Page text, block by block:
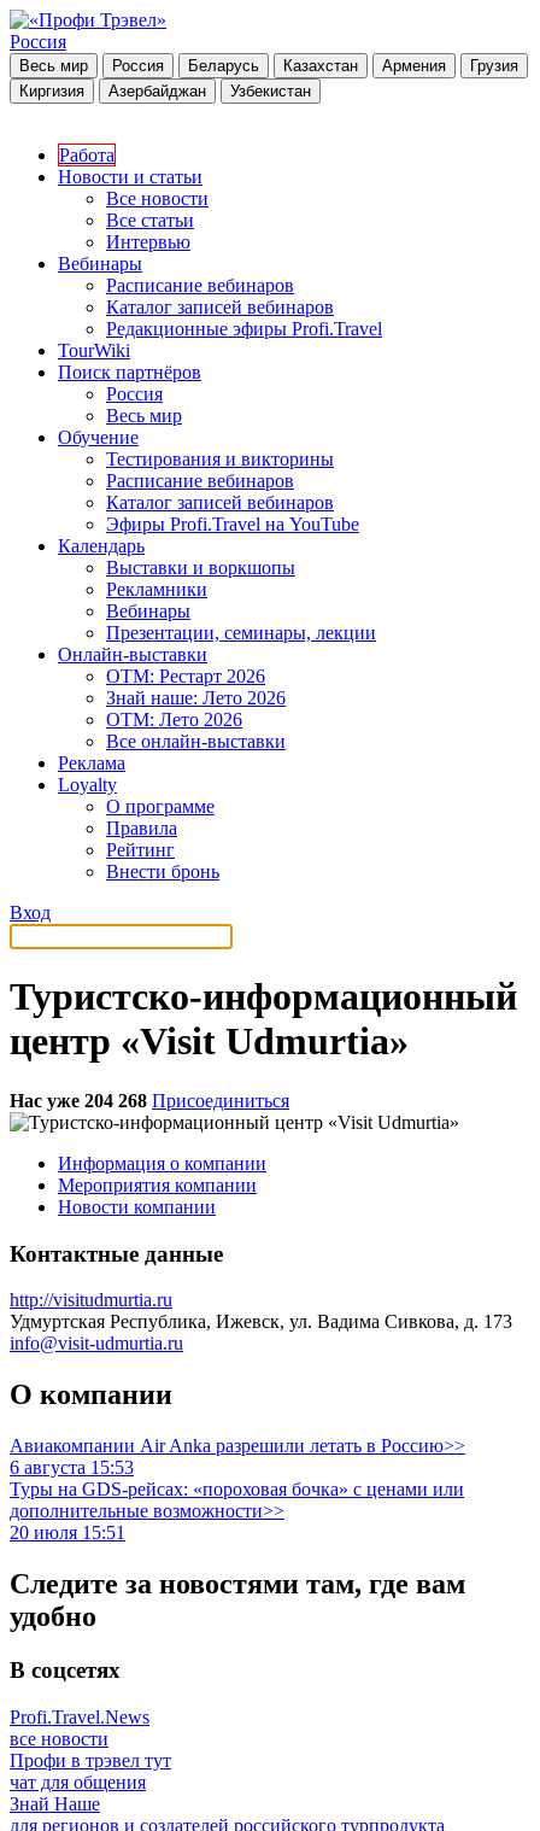
Россия
Весь мир Россия Беларусь Казахстан Армения
Грузия
Киргизия
Азербайджан Узбекистан
Работа
Новости и статьи
Все новости
Все статьи
Интервью
Вебинары
Расписание вебинаров
Каталог записей вебинаров
Редакционные эфиры Profi.Travel
TourWiki
Поиск партнёров
Россия
Весь мир
Обучение
Тестирования и викторины
Расписание вебинаров
Каталог записей вебинаров
Эфиры Profi.Travel на YouTube
Календарь
Выставки и воркшопы
Рекламники
Вебинары
Презентации, семинары, лекции
Онлайн-выставки
OTM: Рестарт 2026
Знай наше: Лето 2026
OTM: Лето 2026
Все онлайн-выставки
Реклама
Loyalty
О программе
Правила
Рейтинг
Внести бронь
Вход
Туристско-информационный
центр «Visit Udmurtia»
Нас уже 204 268 Присоединиться
Информация о компании
Мероприятия компании
Новости компании
Контактные данные
http://visitudmurtia.ru
Удмуртская Республика, Ижевск, ул. Вадима Сивкова, д. 173
info@visit-udmurtia.ru
О компании
Авиакомпании Air Anka разрешили летать в Россию>>
6 августа 15:53
Туры на GDS-рейсах: «пороховая бочка» с ценами или
дополнительные возможности>>
20 июля 15:51
Следите за новостями там, где вам
удобно
В соцсетях
Profi.Travel.News
все новости
Профи в трэвел тут
чат для общения
Знай Наше
для регионов и создателей российского турпродукта